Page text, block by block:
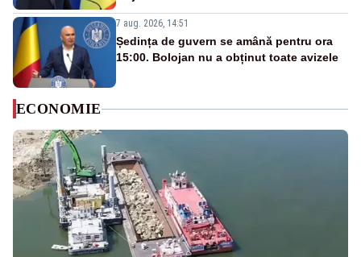
7 aug. 2026, 14:51
Ședința de guvern se amână pentru ora
15:00. Bolojan nu a obținut toate avizele
ECONOMIE